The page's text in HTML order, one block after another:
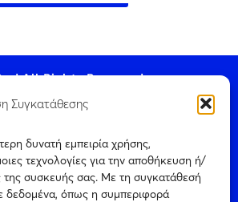
Συγκατάθεσης
δυνατή εμπειρία χρήσης,
τεχνολογίες για την αποθήκευση ή/
συσκευής σας. Με τη συγκατάθεσή
δεδομένα, όπως η συμπεριφορά
All Rights Reserved.